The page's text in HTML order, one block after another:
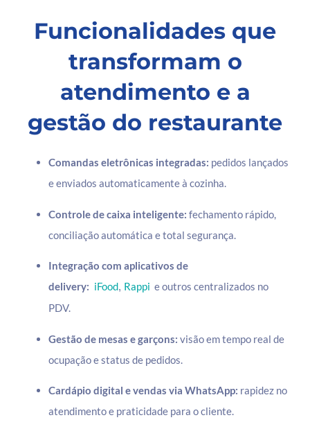
Funcionalidades que
transformam o
atendimento e a
gestão do restaurante
Comandas eletrônicas integradas: pedidos lançados
e enviados automaticamente à cozinha.
Controle de caixa inteligente: fechamento rápido,
conciliação automática e total segurança.
Integração com aplicativos de
delivery: iFood, Rappi e outros centralizados no
PDV.
Gestão de mesas e garçons: visão em tempo real de
ocupação e status de pedidos.
Cardápio digital e vendas via WhatsApp: rapidez no
atendimento e praticidade para o cliente.